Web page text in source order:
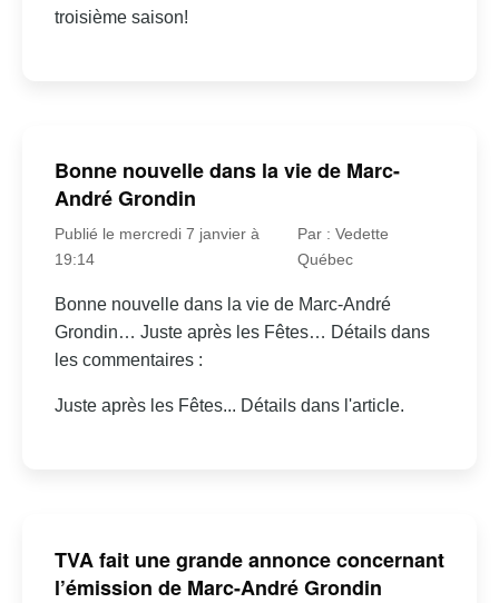
troisième saison!
Bonne nouvelle dans la vie de Marc-
André Grondin
Publié le mercredi 7 janvier à
19:14
Par : Vedette
Québec
Bonne nouvelle dans la vie de Marc-André
Grondin… Juste après les Fêtes… Détails dans
les commentaires :
Juste après les Fêtes... Détails dans l'article.
TVA fait une grande annonce concernant
l’émission de Marc-André Grondin